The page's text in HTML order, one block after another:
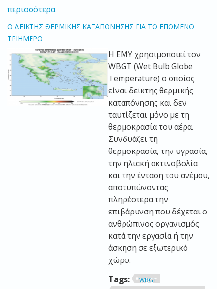
περισσότερα
O ΔΕΙΚΤΗΣ ΘΕΡΜΙΚΗΣ ΚΑΤΑΠΟΝΗΣΗΣ ΓΙΑ ΤΟ ΕΠΟΜΕΝΟ
ΤΡΙΗΜΕΡΟ
H EMY χρησιμοποιεί τον
WBGT (Wet Bulb Globe
Temperature) ο οποίος
είναι δείκτης θερμικής
καταπόνησης και δεν
ταυτίζεται μόνο με τη
θερμοκρασία του αέρα.
Συνδυάζει τη
θερμοκρασία, την υγρασία,
την ηλιακή ακτινοβολία
και την ένταση του ανέμου,
αποτυπώνοντας
πληρέστερα την
επιβάρυνση που δέχεται ο
ανθρώπινος οργανισμός
κατά την εργασία ή την
άσκηση σε εξωτερικό
χώρο.
Tags:
WBGT